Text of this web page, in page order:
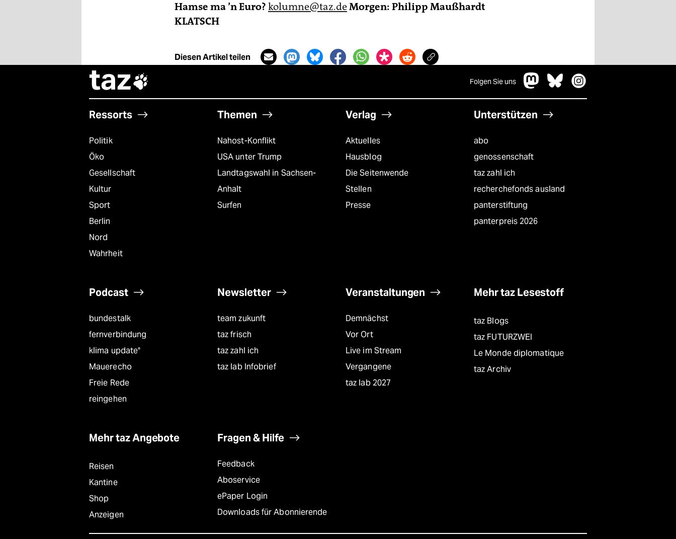
Hamse ma ’n Euro? kolumne@taz.deMorgen: Philipp Maußhardt
KLATSCH
Diesen Artikel teilen
taz Folgen Sie uns
Ressorts
Politik
Öko
Gesellschaft
Kultur
Sport
Berlin
Nord
Wahrheit
Themen
Nahost-Konflikt
USA unter Trump
Landtagswahl in Sachsen-
Anhalt
Surfen
Verlag
Aktuelles
Hausblog
Die Seitenwende
Stellen
Presse
Unterstützen
abo
genossenschaft
taz zahl ich
recherchefonds ausland
panterstiftung
panterpreis 2026
Podcast
bundestalk
fernverbindung
klima update°
Mauerecho
Freie Rede
reingehen
Newsletter
team zukunft
taz frisch
taz zahl ich
taz lab Infobrief
Veranstaltungen
Demnächst
Vor Ort
Live im Stream
Vergangene
taz lab 2027
Mehr taz Lesestoff
taz Blogs
taz FUTURZWEI
Le Monde diplomatique
taz Archiv
Mehr taz Angebote
Reisen
Kantine
Shop
Anzeigen
Fragen & Hilfe
Feedback
Aboservice
ePaper Login
Downloads für Abonnierende